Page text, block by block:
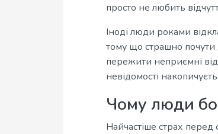
просто не любить
Іноді люди роками
тому що страшно почути
пережити неприємні
невідомості
Чому люди
Найчастіше страх